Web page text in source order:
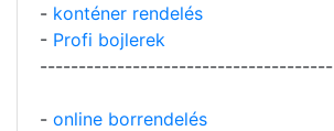
- konténer rendelés
- Profi bojlerek
--------------------------------------
- online borrendelés